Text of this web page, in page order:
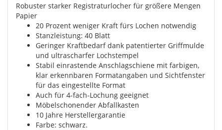
Robuster starker Registraturlocher für größere Mengen
Papier
20 Prozent weniger Kraft fürs Lochen notwendig
Stanzleistung: 40 Blatt
Geringer Kraftbedarf dank patentierter Griffmulde
und ultrascharfer Lochstempel
Stabil einrastende Anschlagschiene mit farbigen,
klar erkennbaren Formatangaben und Sichtfenster
für das eingestellte Format
Auch für 4-fach-Lochung geeignet
Möbelschonender Abfallkasten
10 Jahre Herstellergarantie
Farbe: schwarz.